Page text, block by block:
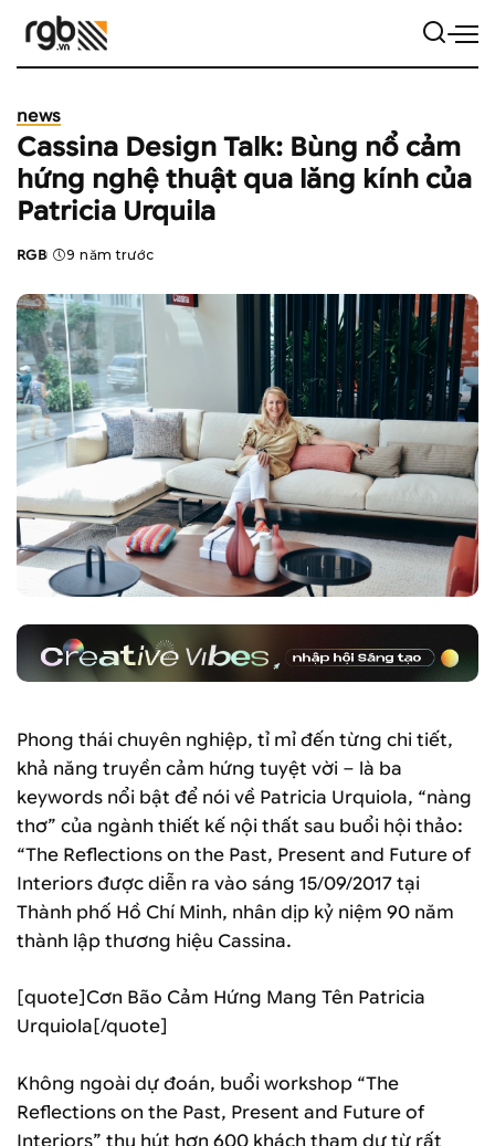
news
Cassina Design Talk: Bùng nổ cảm
hứng nghệ thuật qua lăng kính của
Patricia Urquila
Posted
RGB 9 năm trước
Phong thái chuyên nghiệp, tỉ mỉ đến từng chi tiết,
khả năng truyền cảm hứng tuyệt vời – là ba
keywords nổi bật để nói về Patricia Urquiola, “nàng
thơ” của ngành thiết kế nội thất sau buổi hội thảo:
“The Reflections on the Past, Present and Future of
Interiors được diễn ra vào sáng 15/09/2017 tại
Thành phố Hồ Chí Minh, nhân dịp kỷ niệm 90 năm
thành lập thương hiệu Cassina.
[quote]Cơn Bão Cảm Hứng Mang Tên Patricia
Urquiola[/quote]
Không ngoài dự đoán, buổi workshop “The
Reflections on the Past, Present and Future of
Interiors” thu hút hơn 600 khách tham dự từ rất